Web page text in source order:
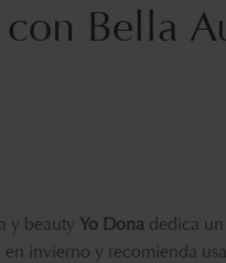
Bella
y beauty Yo Dona dedica
invierno y recomienda